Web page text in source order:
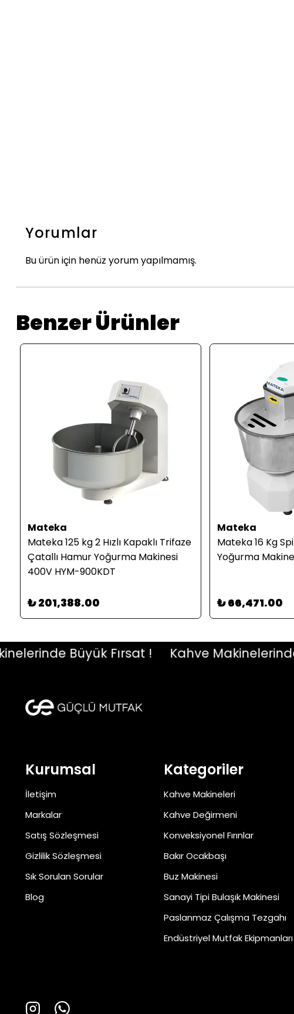
Yorumlar
Bu ürün için henüz yorum yapılmamış.
Benzer Ürünler
Mateka
Mateka 125 kg 2 Hızlı Kapaklı Trifaze
Çatallı Hamur Yoğurma Makinesi
400V HYM-900KDT
₺ 201,388.00
Mateka
Mateka 16 Kg
Yoğurma
₺ 66,471.00
Büyük Fırsat ! Kahve Makinelerinde
Kurumsal
İletişim
Markalar
Satış Sözleşmesi
Gizlilik Sözleşmesi
Sık Sorulan Sorular
Blog
Kategoriler
Kahve Makineleri
Kahve Değirmeni
Konveksiyonel Fırınlar
Bakır Ocakbaşı
Buz Makinesi
Sanayi Tipi Bulaşık Makinesi
Paslanmaz Çalışma Tezgahı
Endüstriyel Mutfak Ekipmanları